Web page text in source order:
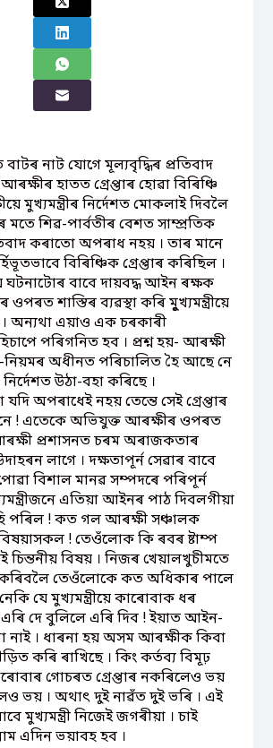
নাট যোগে মূল্যবৃদ্ধিৰ প্ৰতিবাদ
হাতত গ্ৰেপ্তাৰ হোৱা বিৰিঞ্চি
মুখ্যমন্ত্ৰীৰ নিৰ্দেশত মোকলাই দিবলৈ
মতে শিৱ-পাৰ্বতীৰ বেশত সাম্প্ৰতিক
কৰাতো অপৰাধ নহয় । তাৰ মানে
বিৰিঞ্চিক গ্ৰেপ্তাৰ কৰিছিল ।
বাবে দায়বদ্ধ আইন ৰক্ষক
শাস্তিৰ ব্যৱস্থা কৰি মুূখ্যমন্ত্ৰীয়ে
অন্যথা এয়াও এক চৰকাৰী
পৰিগনিত হব । প্ৰশ্ন হয়- আৰক্ষী
নিয়মৰ অধীনত পৰিচালিত হৈ আছে নে
উঠা-বহা কৰিছে ।
অপৰাধেই নহয় তেন্তে সেই গ্ৰেপ্তাৰ
! এতেকে অভিযুক্ত আৰক্ষীৰ ওপৰত
প্ৰশাসনত চৰম অৰাজকতাৰ
লাগে । দক্ষতাপূৰ্ন সেৱাৰ বাবে
বিশাল মানৱ সম্পদৰে পৰিপূৰ্ন
এতিয়া আইনৰ পাঠ দিবলগীয়া
পৰিল ! কত গল আৰক্ষী সঞ্চালক
বিষয়াসকল ! তেওঁলোক কি ৰবৰ ষ্টাম্প
চিন্তনীয় বিষয় । নিজৰ খেয়ালখুচীমতে
কৰিবলৈ তেওঁলোকে কত অধিকাৰ পালে
যে মুখ্যমন্ত্ৰীয়ে কাৰোবাক ধৰ
দে বুলিলে এৰি দিব ! ইয়াত আইন-
নাই । ধাৰনা হয় অসম আৰক্ষীক কিবা
কৰি ৰাখিছে । কিং কৰ্তব্য বিমূঢ়
গোচৰত গ্ৰেপ্তাৰ নকৰিলেও ভয়
ভয় । অথাৎ দুই নাৱঁত দুই ভৰি । এই
মুখ্যমন্ত্ৰী নিজেই জগৰীয়া । চাই
এদিন ভয়াবহ হব ।